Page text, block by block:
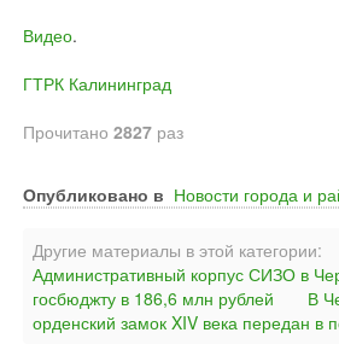
Видео.
ГТРК Калининград
Прочитано 2827 раз
Опубликовано в Новости города и
Другие материалы в этой категории:
Административный корпус СИЗО в
госбюджту в 186,6 млн рублей
В
орденский замок XIV века передан в